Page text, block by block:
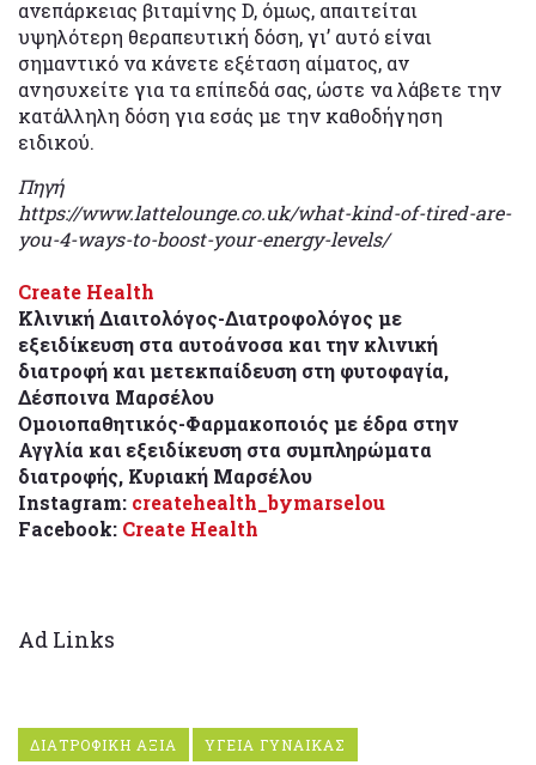
ανεπάρκειας βιταμίνης D, όμως, απαιτείται
υψηλότερη θεραπευτική δόση, γι’ αυτό είναι
σημαντικό να κάνετε εξέταση αίματος, αν
ανησυχείτε για τα επίπεδά σας, ώστε να λάβετε την
κατάλληλη δόση για εσάς με την καθοδήγηση
ειδικού.
Πηγή
https://www.lattelounge.co.uk/what-kind-of-tired-are-
you-4-ways-to-boost-your-energy-levels/
Create Health
Κλινική Διαιτολόγος-Διατροφολόγος με
εξειδίκευση στα αυτοάνοσα και την κλινική
διατροφή και μετεκπαίδευση στη φυτοφαγία,
Δέσποινα Μαρσέλου
Ομοιοπαθητικός-Φαρμακοποιός με έδρα στην
Αγγλία και εξειδίκευση στα συμπληρώματα
διατροφής, Κυριακή Μαρσέλου
Instagram: createhealth_bymarselou
Facebook: Create Health
Ad Links
ΔΙΑΤΡΟΦΙΚΗ ΑΞΙΑ ΥΓΕΙΑ ΓΥΝΑΙΚΑΣ